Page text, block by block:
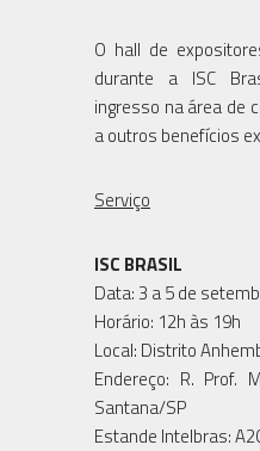
O hall de
durante a ISC
ingresso na área de
a outros benefícios
Serviço
ISC BRASIL
Data: 3 a 5 de
Horário: 12h às 19h
Local: Distrito
Endereço: R. Prof.
Santana/SP
Estande Intelbras: